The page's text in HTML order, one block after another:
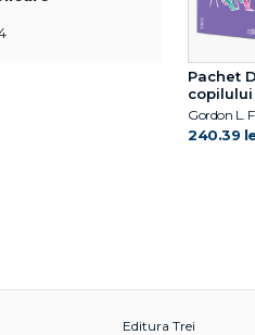
Pachet
copilului
Gordon L.
240.39
Editura Trei